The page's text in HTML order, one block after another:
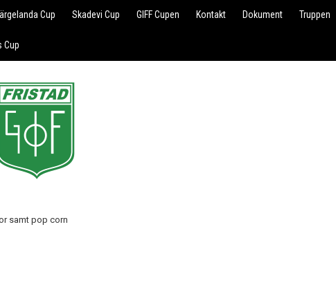
Cup Skadevi Cup GIFF Cupen Kontakt Dokument Truppen
Cup
samt pop corn